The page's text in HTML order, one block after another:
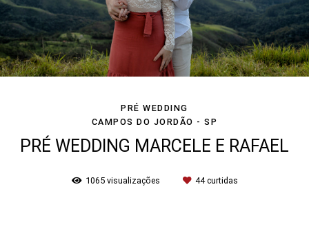
PRÉ WEDDING
CAMPOS DO JORDÃO - SP
PRÉ WEDDING MARCELE E RAFAEL
1065visualizações 44curtidas